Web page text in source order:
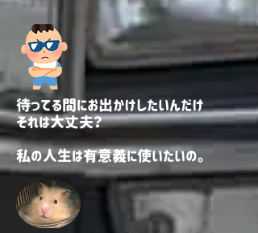
待ってる間にお出かけしたいんだけ
それは大丈夫？
​私の人生は有意義に使いたいの。